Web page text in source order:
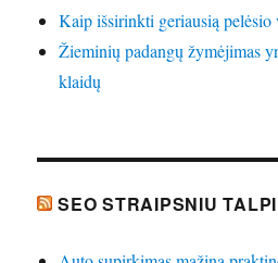
Kaip išsirinkti geriausią
Žieminių padangų žymėjimas
klaidų
SEO STRAIPSNIU